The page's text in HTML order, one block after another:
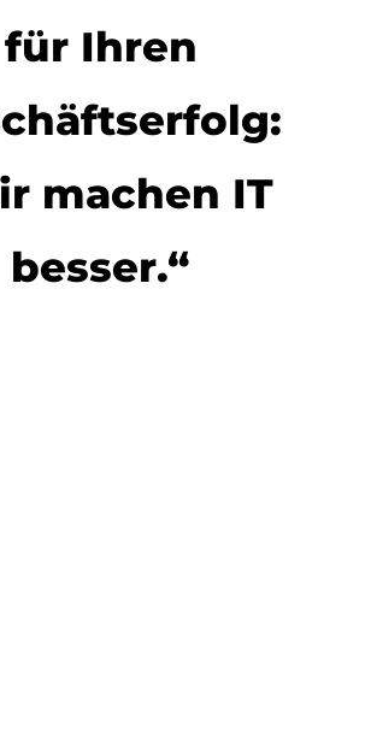
für Ihren
machen IT
besser.“